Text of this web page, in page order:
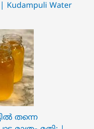
Water
തന്നെ